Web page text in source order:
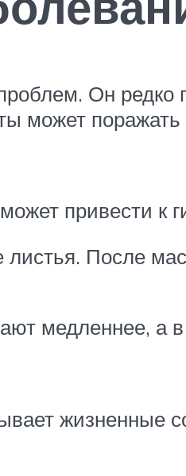
Он редко
может
привести к
После
медленнее, а
жизненные